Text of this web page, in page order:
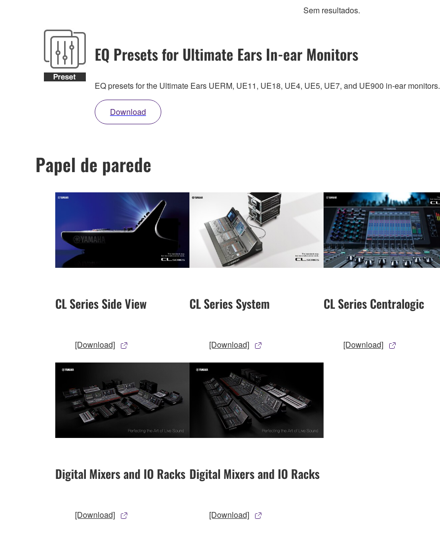
Sem resultados.
EQ Presets for Ultimate Ears In-ear Monitors
EQ presets for the Ultimate Ears UERM, UE11, UE18, UE4, UE5, UE7, and UE900 in-ear monitors.
Download
Papel de parede
CL Series Side View
[Download]
CL Series System
[Download]
CL Series Centralogic
[Download]
Digital Mixers and IO Racks
[Download]
Digital Mixers and IO Racks
[Download]